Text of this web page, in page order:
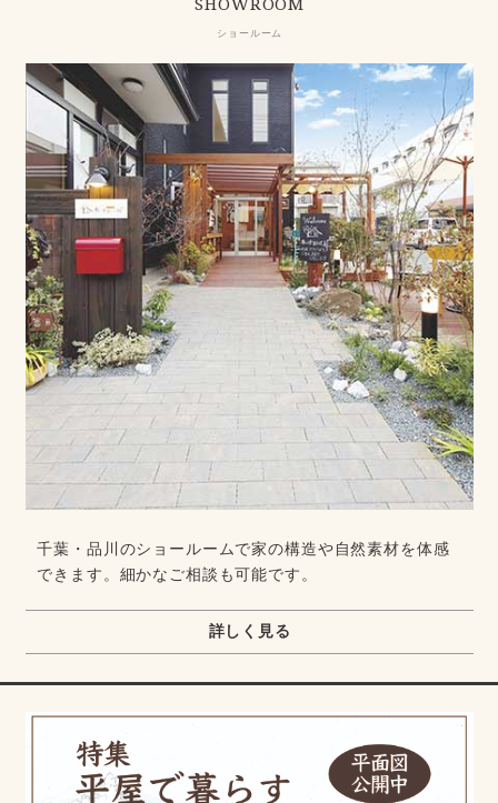
ショールーム
千葉・品川のショールームで家の構造や自然素材を体感
できます。細かなご相談も可能です。
詳しく見る